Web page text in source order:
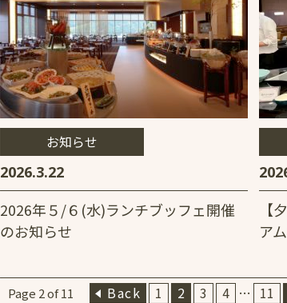
お知らせ
2026.3.22
2026年５/６(水)ランチブッフェ開催
のお知らせ
【
ア
Page 2 of 11 Back 1 2 3 4 … 11